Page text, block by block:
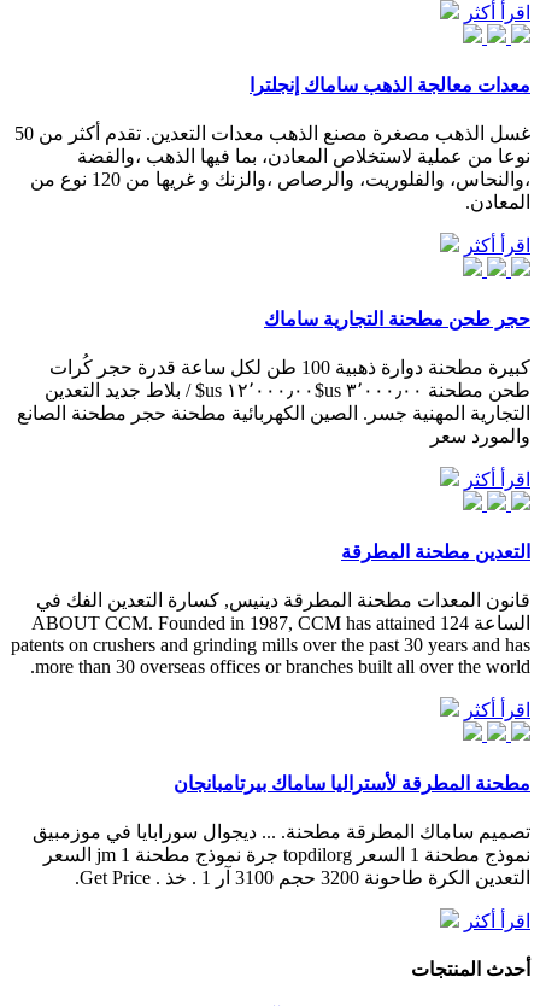
اقرأ أكثر
معدات معالجة الذهب ساماك إنجلترا
غسل الذهب مصغرة مصنع الذهب معدات التعدين. تقدم أكثر من 50
نوعا من عملية لاستخلاص المعادن، بما فيها الذهب ،والفضة
،والنحاس، والفلوريت، والرصاص ،والزنك و غريها من 120 نوع من
المعادن.
اقرأ أكثر
حجر طحن مطحنة التجارية ساماك
كبيرة مطحنة دوارة ذهبية 100 طن لكل ساعة قدرة حجر كُرات
طحن مطحنة ٣٬٠٠٠٫٠٠ us$١٢٬٠٠٠٫٠٠ us$ / بلاط جديد التعدين
التجارية المهنية جسر. الصين الكهربائية مطحنة حجر مطحنة الصانع
والمورد سعر
اقرأ أكثر
التعدين مطحنة المطرقة
قانون المعدات مطحنة المطرقة دينيس, كسارة التعدين الفك في
الساعة ABOUT CCM. Founded in 1987, CCM has attained 124
patents on crushers and grinding mills over the past 30 years and has
more than 30 overseas offices or branches built all over the world.
اقرأ أكثر
مطحنة المطرقة لأستراليا ساماك بيرتامبانجان
تصميم ساماك المطرقة مطحنة. ... ديجوال سورابايا في موزمبيق
نموذج مطحنة 1 السعر topdilorg جرة نموذج مطحنة jm 1 السعر
التعدين الكرة طاحونة 3200 حجم 3100 آر 1 . خذ . Get Price.
اقرأ أكثر
أحدث المنتجات